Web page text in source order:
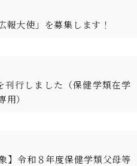
大使」を募集します！
刊行しました（保健学類在学
）
】令和８年度保健学類父母等